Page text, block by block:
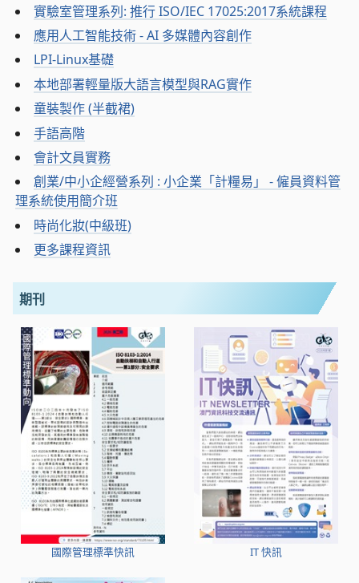
實驗室管理系列: 推行 ISO/IEC 17025:2017系統課程
應用人工智能技術 - AI 多媒體內容創作
LPI-Linux基礎
本地部署輕量版大語言模型與RAG實作
童裝製作 (半截裙)
手語高階
會計文員實務
創業/中小企經營系列 : 小企業「計糧易」 - 僱員資料管
理系統使用簡介班
時尚化妝(中級班)
更多課程資訊
期刊
國際管理標準快訊 IT 快訊